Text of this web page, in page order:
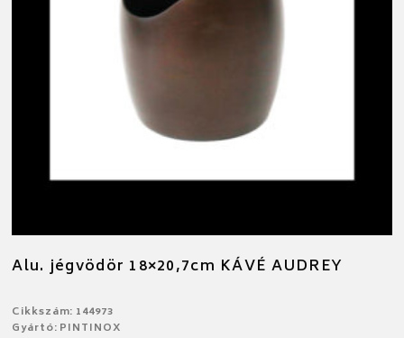
Alu. jégvödör 18×20,7cm KÁVÉ AUDREY
Cikkszám: 144973
Gyártó: PINTINOX